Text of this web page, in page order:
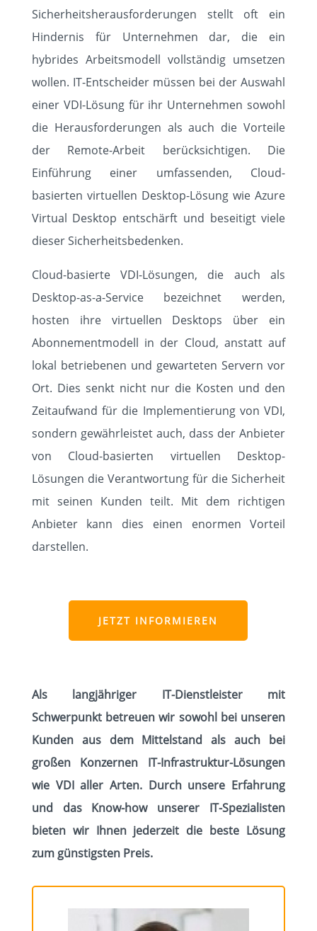
Sicherheitsherausforderungen stellt oft ein
Hindernis für Unternehmen dar, die ein
hybrides Arbeitsmodell vollständig umsetzen
wollen. IT-Entscheider müssen bei der Auswahl
einer VDI-Lösung für ihr Unternehmen sowohl
die Herausforderungen als auch die Vorteile
der Remote-Arbeit berücksichtigen. Die
Einführung einer umfassenden, Cloud-
basierten virtuellen Desktop-Lösung wie Azure
Virtual Desktop entschärft und beseitigt viele
dieser Sicherheitsbedenken.
Cloud-basierte VDI-Lösungen, die auch als
Desktop-as-a-Service bezeichnet werden,
hosten ihre virtuellen Desktops über ein
Abonnementmodell in der Cloud, anstatt auf
lokal betriebenen und gewarteten Servern vor
Ort. Dies senkt nicht nur die Kosten und den
Zeitaufwand für die Implementierung von VDI,
sondern gewährleistet auch, dass der Anbieter
von Cloud-basierten virtuellen Desktop-
Lösungen die Verantwortung für die Sicherheit
mit seinen Kunden teilt. Mit dem richtigen
Anbieter kann dies einen enormen Vorteil
darstellen.
JETZT INFORMIEREN
Als langjähriger IT-Dienstleister mit
Schwerpunkt betreuen wir sowohl bei unseren
Kunden aus dem Mittelstand als auch bei
großen Konzernen IT-Infrastruktur-Lösungen
wie VDI aller Arten. Durch unsere Erfahrung
und das Know-how unserer IT-Spezialisten
bieten wir Ihnen jederzeit die beste Lösung
zum günstigsten Preis.